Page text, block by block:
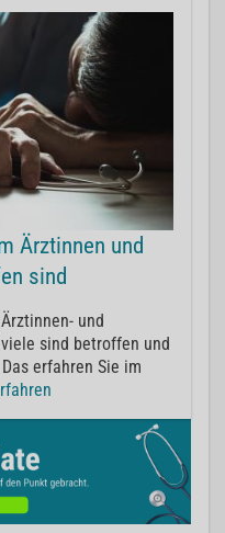
Ärztinnen und
sind
und
sind betroffen und
erfahren Sie im